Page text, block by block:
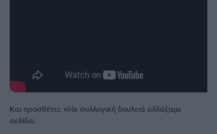
Και προσθέτει: «Με συλλογική δουλειά αλλάξαμε
σελίδα: